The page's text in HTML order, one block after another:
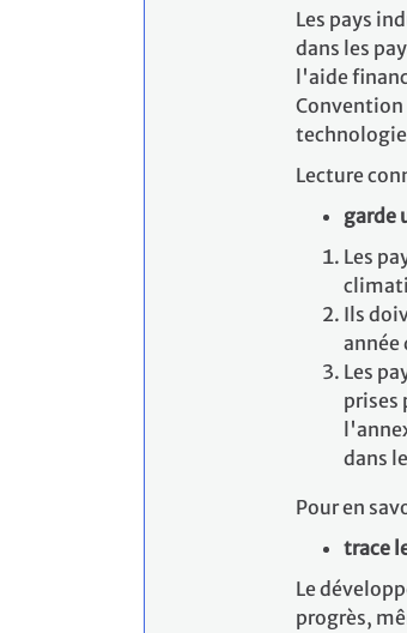
Les pays
dans les
l'aide
Convention
Lecture
garde
Les
Ils
année
Les
prises
dans
Pour en
trace
Le
progrès,